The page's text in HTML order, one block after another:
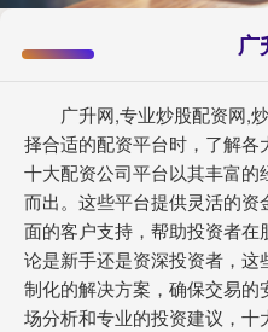
广
广升网,专业炒股配资网,
择合适的配资平台时，了解各
十大配资公司平台以其丰富
而出。这些平台提供灵活的
面的客户支持，帮助投资者
论是新手还是资深投资者，
制化的解决方案，确保交易
场分析和专业的投资建议，